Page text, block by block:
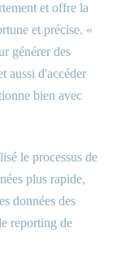
et offre la
et précise. «
générer des
aussi d'accéder
bien avec
le processus de
plus rapide,
données des
reporting de